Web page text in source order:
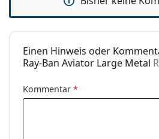
Einen Hinweis oder
Ray-Ban Aviator Large Metal
Kommentar *